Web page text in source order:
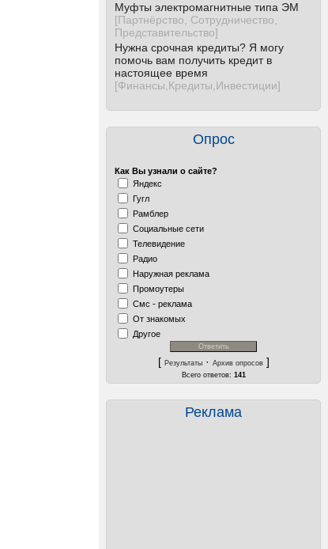
Муфты электромагнитные типа ЭМ
[Партнёрство, Сотрудничество,
Представительство]
Нужна срочная кредиты? Я могу
помочь вам получить кредит в
настоящее время
[Финансы,Кредиты,Инвестиции]
Опрос
Как Вы узнали о сайте?
Яндекс
Гугл
Рамблер
Социальные сети
Телевидение
Радио
Наружная реклама
Промоутеры
Смс - реклама
От знакомых
Другое
[ Результаты· Архив опросов]
Всего ответов: 141
Реклама